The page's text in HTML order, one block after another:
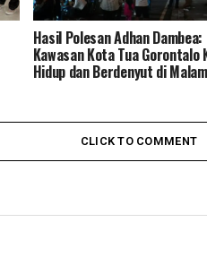
Hasil Polesan Adhan Dambea:
Kawasan Kota Tua Gorontalo
Hidup dan Berdenyut di
CLICK TO COMMENT